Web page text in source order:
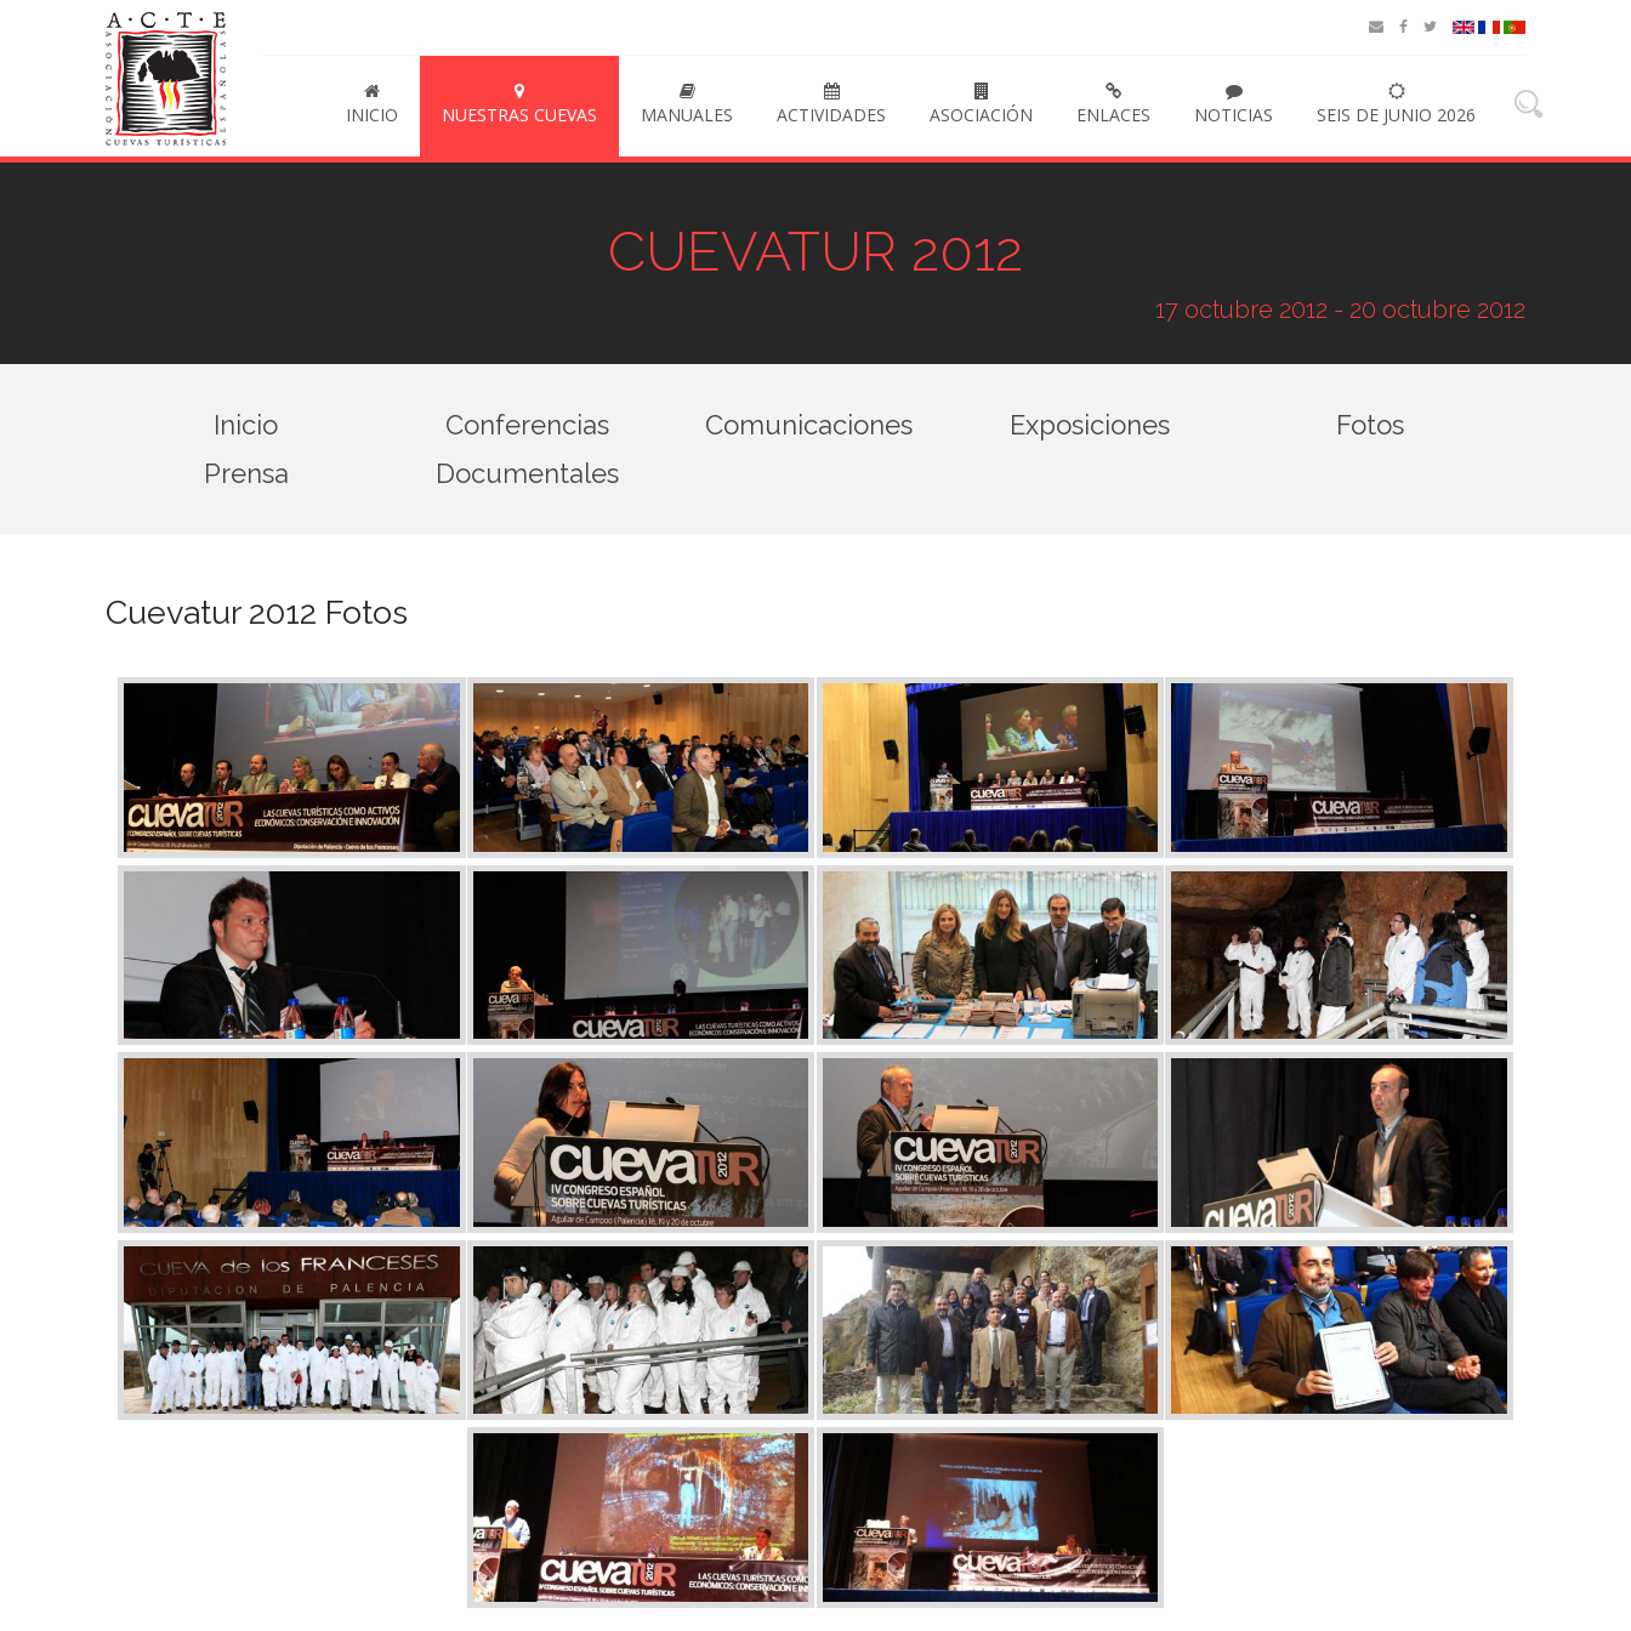
INICIO NUESTRAS CUEVAS MANUALES ACTIVIDADES ASOCIACIÓN ENLACES NOTICIAS SEIS DE JUNIO 2026
CUEVATUR 2012
17 octubre 2012 - 20 octubre 2012
Inicio Conferencias Comunicaciones Exposiciones
Fotos
Prensa
Documentales
Cuevatur 2012 Fotos